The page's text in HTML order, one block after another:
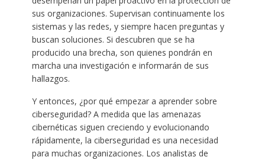
sus organizaciones. Supervisan continuamente los
sistemas y las redes, y siempre hacen preguntas y
buscan soluciones. Si descubren que se ha
producido una brecha, son quienes pondrán en
marcha una investigación e informarán de sus
hallazgos.
Y entonces, ¿por qué empezar a aprender sobre
ciberseguridad? A medida que las amenazas
cibernéticas siguen creciendo y evolucionando
rápidamente, la ciberseguridad es una necesidad
para muchas organizaciones. Los analistas de